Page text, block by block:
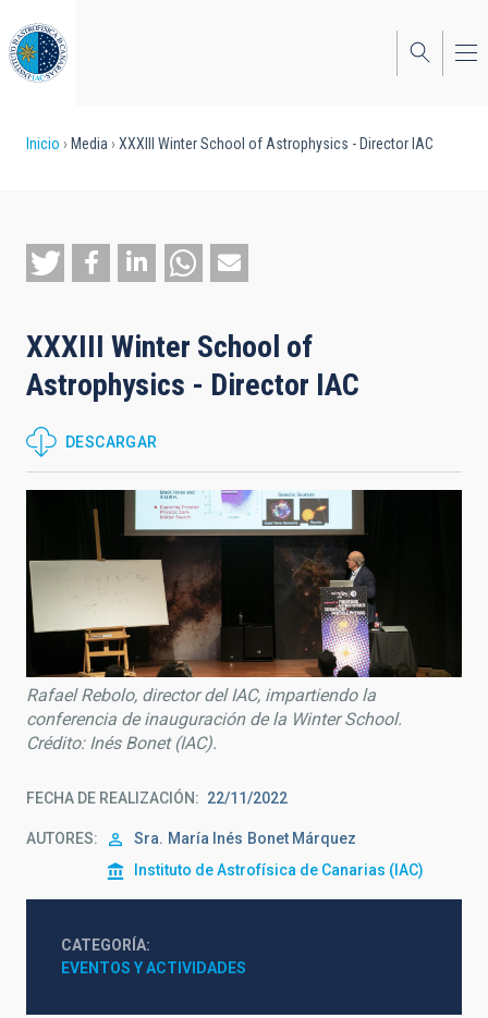
al
contenido
principal
Sobrescribir
ayuda
la
navegación
Inicio Media XXXIII Winter School of Astrophysics - Director IAC
XXXIII Winter School of
Astrophysics - Director IAC
DESCARGAR
Rafael Rebolo, director del IAC, impartiendo la
conferencia de inauguración de la Winter School.
Crédito: Inés Bonet (IAC).
FECHA DE REALIZACIÓN 22/11/2022
AUTORES Sra. María Inés Bonet Márquez
Instituto de Astrofísica de Canarias (IAC)
CATEGORÍA
EVENTOS Y ACTIVIDADES